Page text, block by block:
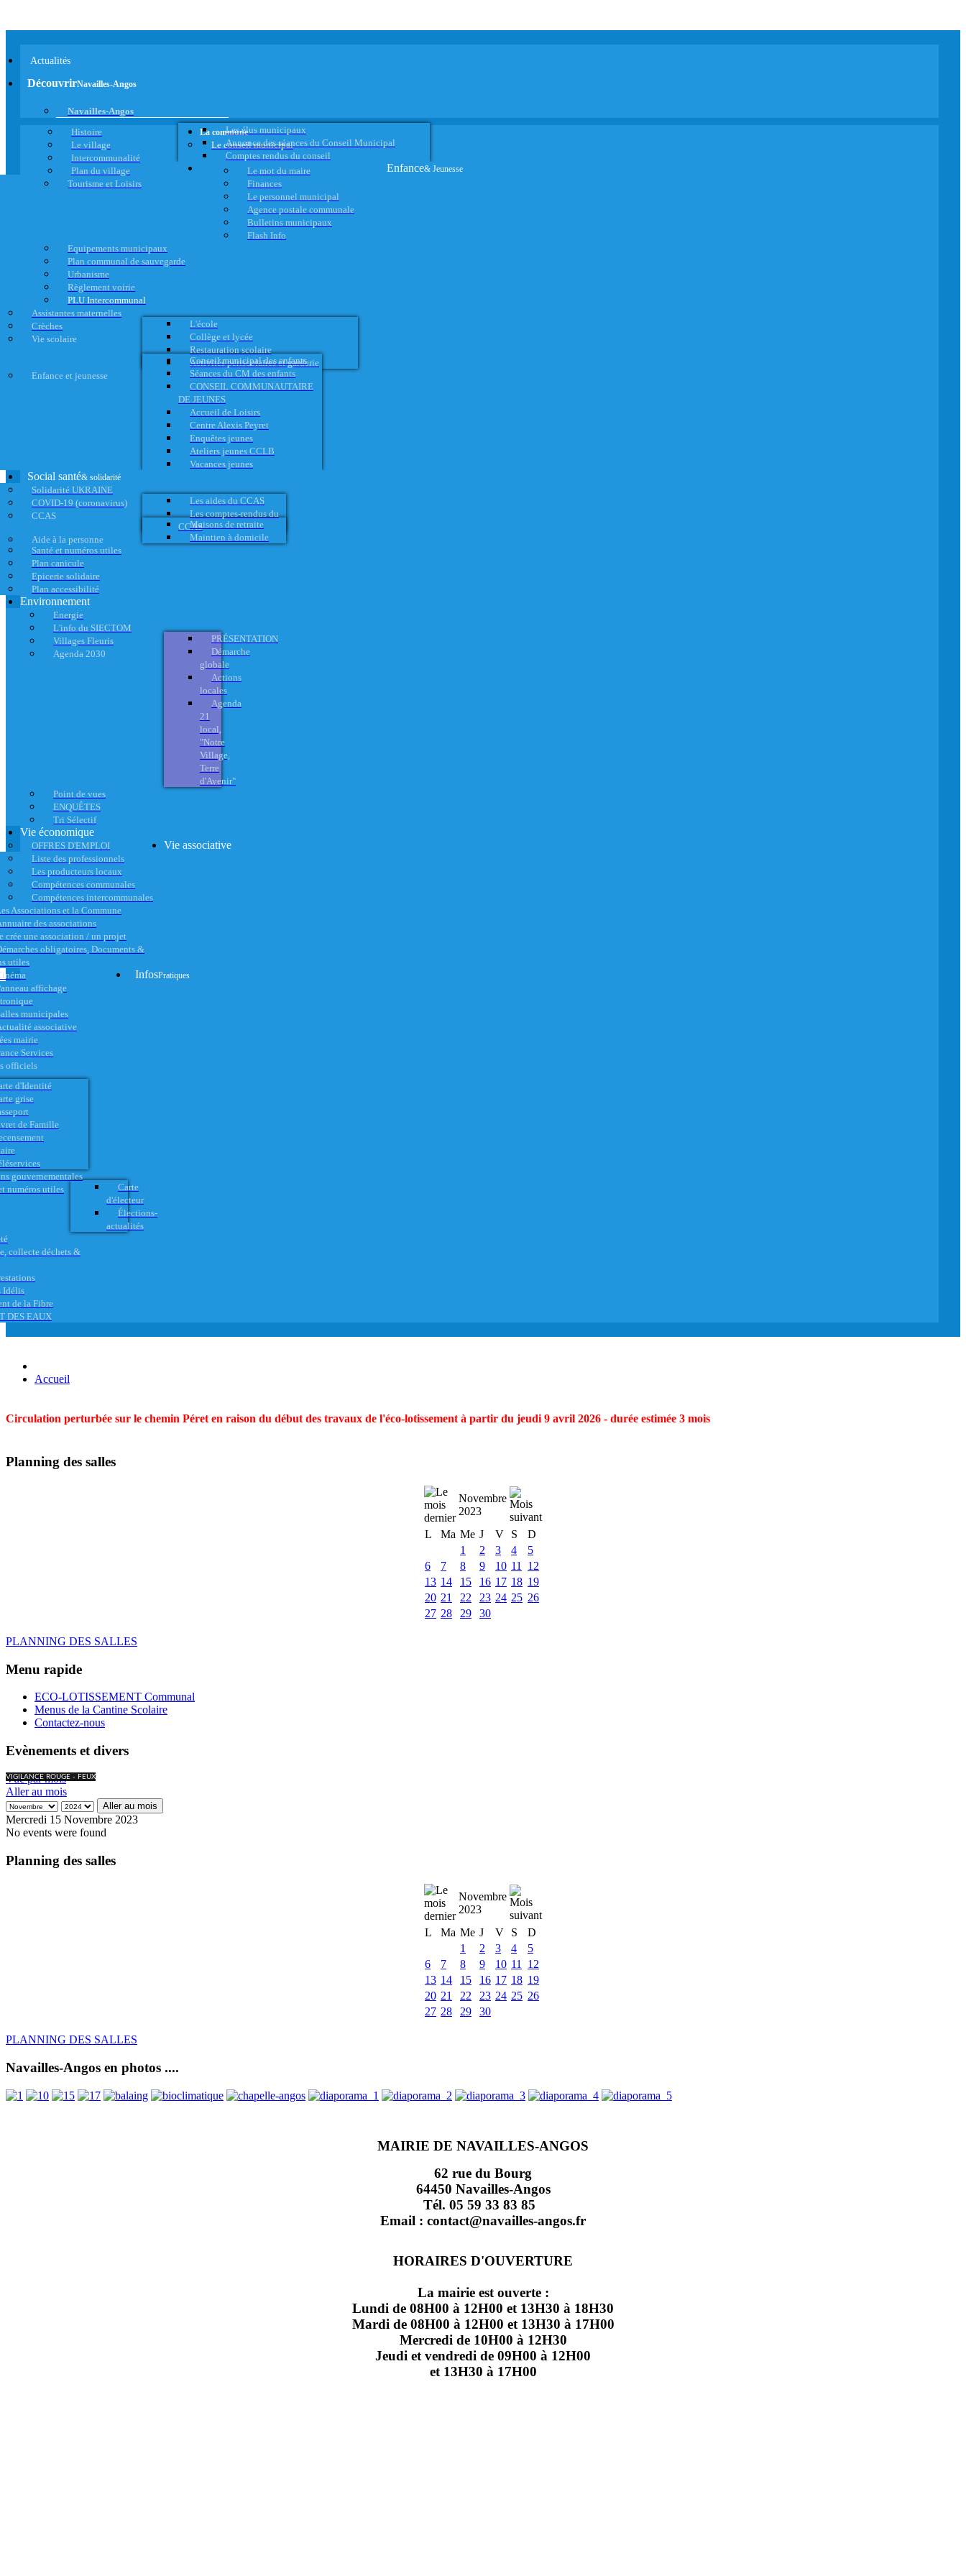
Actualités
DécouvrirNavailles-Angos
Navailles-Angos
Histoire
Le village
Intercommunalité
Plan du village
Tourisme et Loisirs
La commune
Le conseil municipal
Les élus municipaux
Annonce des séances du Conseil Municipal
Comptes rendus du conseil
Le mot du maire
Finances
Le personnel municipal
Agence postale communale
Bulletins municipaux
Flash Info
Equipements municipaux
Plan communal de sauvegarde
Urbanisme
Règlement voirie
PLU Intercommunal
Enfance& Jeunesse
Assistantes maternelles
Crèches
Vie scolaire
L'école
Collège et lycée
Restauration scolaire
Activités périscolaires et garderie
Enfance et jeunesse
Conseil municipal des enfants
Séances du CM des enfants
CONSEIL COMMUNAUTAIRE
DE JEUNES
Accueil de Loisirs
Centre Alexis Peyret
Enquêtes jeunes
Ateliers jeunes CCLB
Vacances jeunes
Social santé& solidarité
Solidarité UKRAINE
COVID-19 (coronavirus)
CCAS
Les aides du CCAS
Les comptes-rendus du
CCAS
Aide à la personne
Maisons de retraite
Maintien à domicile
Santé et numéros utiles
Plan canicule
Epicerie solidaire
Plan accessibilité
Environnement
Energie
L'info du SIECTOM
Villages Fleuris
Agenda 2030
PRÉSENTATION
Démarche
globale
Actions
locales
Agenda
21
local,
"Notre
Village,
Terre
d'Avenir"
Point de vues
ENQUÊTES
Tri Sélectif
Vie économique
OFFRES D'EMPLOI
Liste des professionnels
Les producteurs locaux
Compétences communales
Compétences intercommunales
Vie associative
Associations et la Commune
des associations
crée une association / un projet
obligatoires, Documents &
utiles
affichage
municipales
associative
InfosPratiques
mairie
Services
officiels
d'Identité
grise
de Famille
gouvernementales
numéros utiles
Carte
d'électeur
Élections-
actualités
collecte déchets &
Idélis
de la Fibre
DES EAUX
Accueil
Circulation perturbée sur le chemin Péret en raison du début des travaux de l'éco-lotissement à partir du jeudi 9 avril 2026 - durée estimée 3 mois
Planning des salles
Novembre
2023
L
Ma Me J V S
D
1
2 3 4
5
6
7 8 9 10 11
12
13 14 15 16 17 18 19
20 21 22 23 24 25 26
27 28 29 30
PLANNING DES SALLES
Menu rapide
ECO-LOTISSEMENT Communal
Menus de la Cantine Scolaire
Contactez-nous
Evènements et divers
VIGILANCE ROUGE - FEUX
Vue par mois
Aller au mois
Aller au mois
Mercredi 15 Novembre 2023
No events were found
Planning des salles
Novembre
2023
L
Ma Me J V S
D
1
2 3 4
5
6
7 8 9 10 11
12
13 14 15 16 17 18 19
20 21 22 23 24 25 26
27 28 29 30
PLANNING DES SALLES
Navailles-Angos en photos ....
MAIRIE DE NAVAILLES-ANGOS
62 rue du Bourg
64450 Navailles-Angos
Tél. 05 59 33 83 85
Email : contact@navailles-angos.fr
HORAIRES D'OUVERTURE
La mairie est ouverte :
Lundi de 08H00 à 12H00 et 13H30 à 18H30
Mardi de 08H00 à 12H00 et 13H30 à 17H00
Mercredi de 10H00 à 12H30
Jeudi et vendredi de 09H00 à 12H00
et 13H30 à 17H00